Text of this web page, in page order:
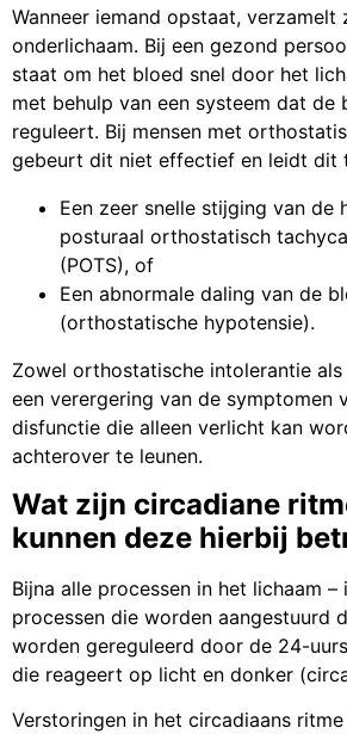
Wanneer iemand opstaat, verzamelt
onderlichaam. Bij een gezond
staat om het bloed snel door het
met behulp van een systeem dat de
reguleert. Bij mensen met
gebeurt dit niet effectief en leidt dit
Een zeer snelle stijging van de
posturaal orthostatisch
(POTS), of
Een abnormale daling van de
(orthostatische hypotensie).
Zowel orthostatische intolerantie als
een verergering van de symptomen
disfunctie die alleen verlicht kan
achterover te leunen.
Wat zijn circadiane
kunnen deze hierbij
Bijna alle processen in het lichaam –
processen die worden aangestuurd
worden gereguleerd door de 24-
die reageert op licht en donker
Verstoringen in het circadiaans